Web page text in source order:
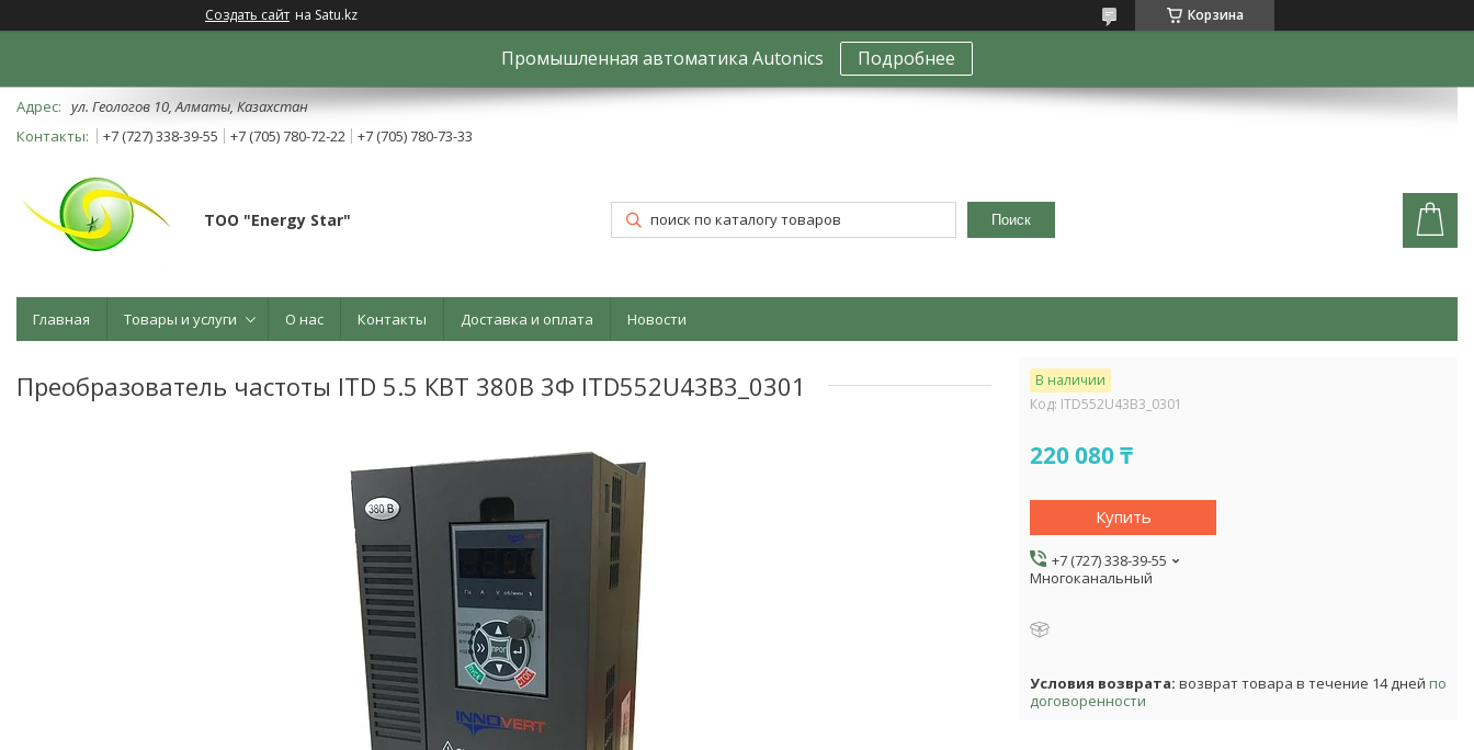
Создать сайт на Satu.kz Корзина
Промышленная автоматика Autonics Подробнее
ул. Геологов 10, Алматы, Казахстан
+7 (727) 338-39-55
+7 (705) 780-72-22 +7 (705) 780-73-33
ТОО "Energy Star" Поиск
Главная Товары и услуги О нас Контакты Доставка и оплата Новости
Преобразователь частоты ITD 5.5 КВТ 380В 3Ф ITD552U43B3_0301
В наличии
Код: ITD552U43B3_0301
220 080 ₸
Купить
+7 (727) 338-39-55
Многоканальный
возврат товара в течение 14 дней по
договоренности